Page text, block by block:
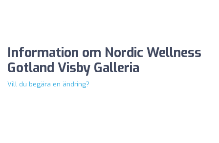
Information om Nordic Wellness
Gotland Visby Galleria
Vill du begära en ändring?